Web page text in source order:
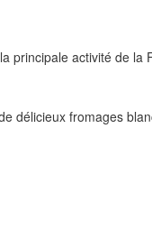
principale activité de la
délicieux fromages